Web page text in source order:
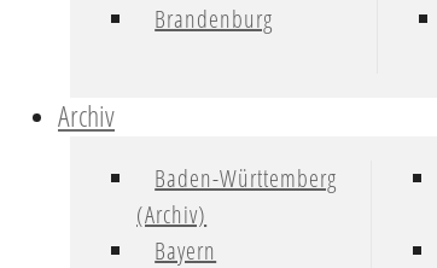
Brandenburg
Archiv
Baden-Württemberg
(Archiv)
Bayern